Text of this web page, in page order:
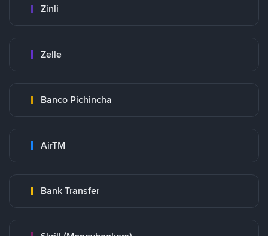
Zinli
Zelle
Banco Pichincha
AirTM
Bank Transfer